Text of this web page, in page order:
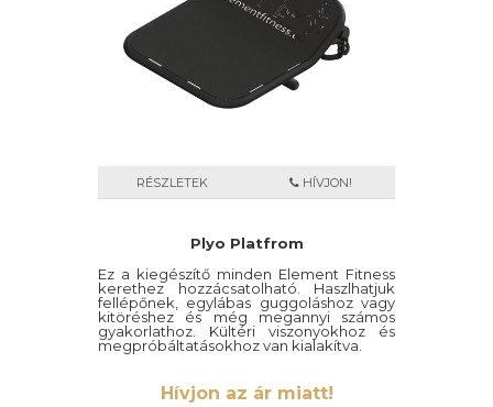
RÉSZLETEK HÍVJON!
Plyo Platfrom
Ez a kiegészítő minden Element Fitness
kerethez hozzácsatolható. Haszlhatjuk
fellépőnek, egylábas guggoláshoz vagy
kitöréshez és még megannyi számos
gyakorlathoz. Kültéri viszonyokhoz és
megpróbáltatásokhoz van kialakítva.
Hívjon az ár miatt!